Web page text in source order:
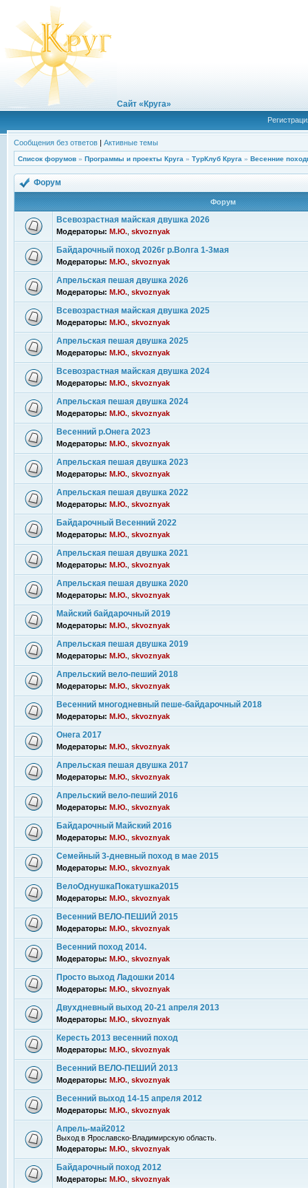
Сайт «Круга»
Сообщения без ответов | Активные темы
Список форумов » Программы и проекты Круга » ТурКлуб Круга » Весенние
Форум
Форум
Всевозрастная майская двушка 2026
Модераторы: М.Ю. skvoznyak
Байдарочный поход 2026г р.Волга 1-3мая
Модераторы: М.Ю. skvoznyak
Апрельская пешая двушка 2026
Модераторы: М.Ю. skvoznyak
Всевозрастная майская двушка 2025
Модераторы: М.Ю. skvoznyak
Апрельская пешая двушка 2025
Модераторы: М.Ю. skvoznyak
Всевозрастная майская двушка 2024
Модераторы: М.Ю. skvoznyak
Апрельская пешая двушка 2024
Модераторы: М.Ю. skvoznyak
Весенний р.Онега 2023
Модераторы: М.Ю. skvoznyak
Апрельская пешая двушка 2023
Модераторы: М.Ю. skvoznyak
Апрельская пешая двушка 2022
Модераторы: М.Ю. skvoznyak
Байдарочный Весенний 2022
Модераторы: М.Ю. skvoznyak
Апрельская пешая двушка 2021
Модераторы: М.Ю. skvoznyak
Апрельская пешая двушка 2020
Модераторы: М.Ю. skvoznyak
Майский байдарочный 2019
Модераторы: М.Ю. skvoznyak
Апрельская пешая двушка 2019
Модераторы: М.Ю. skvoznyak
Апрельский вело-пеший 2018
Модераторы: М.Ю. skvoznyak
Весенний многодневный пеше-байдарочный 2018
Модераторы: М.Ю. skvoznyak
Онега 2017
Модераторы: М.Ю. skvoznyak
Апрельская пешая двушка 2017
Модераторы: М.Ю. skvoznyak
Апрельский вело-пеший 2016
Модераторы: М.Ю. skvoznyak
Байдарочный Майский 2016
Модераторы: М.Ю. skvoznyak
Семейный 3-дневный поход в мае 2015
Модераторы: М.Ю. skvoznyak
ВелоОднушкаПокатушка2015
Модераторы: М.Ю. skvoznyak
Весенний ВЕЛО-ПЕШИЙ 2015
Модераторы: М.Ю. skvoznyak
Весенний поход 2014.
Модераторы: М.Ю. skvoznyak
Просто выход Ладошки 2014
Модераторы: М.Ю. skvoznyak
Двухдневный выход 20-21 апреля 2013
Модераторы: М.Ю. skvoznyak
Кересть 2013 весенний поход
Модераторы: М.Ю. skvoznyak
Весенний ВЕЛО-ПЕШИЙ 2013
Модераторы: М.Ю. skvoznyak
Весенний выход 14-15 апреля 2012
Модераторы: М.Ю. skvoznyak
Апрель-май2012
Выход в Ярославско-Владимирскую область.
Модераторы: М.Ю. skvoznyak
Байдарочный поход 2012
Модераторы: М.Ю. skvoznyak